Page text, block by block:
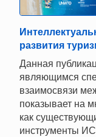
развития
Данная
являющимся
взаимосвязи
показывает на
как
инструменты